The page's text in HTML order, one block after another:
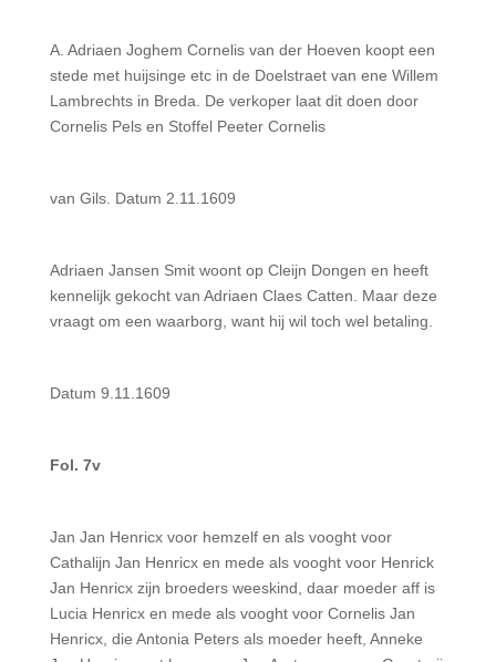
A. Adriaen Joghem Cornelis van der Hoeven koopt een
stede met huijsinge etc in de Doelstraet van ene Wil­lem
Lambrechts in Breda. De verkoper laat dit doen door
Cornelis Pels en Stoffel Peeter Cornelis
van Gils. Datum 2.11.1609
Adriaen Jansen Smit woont op Cleijn Dongen en heeft
kennelijk gekocht van Adriaen Claes Catten. Maar deze
vraagt om een waarborg, want hij wil toch wel betaling.
Datum 9.11.1609
Fol. 7v
Jan Jan Henricx voor hemzelf en als vooght voor
Cathalijn Jan Henricx en mede als vooght voor Henrick
Jan Henricx zijn broeders weeskind, daar moeder aff is
Lucia Henricx en mede als vooght voor Cornelis Jan
Henricx, die Antonia Peters als moeder heeft, Anneke